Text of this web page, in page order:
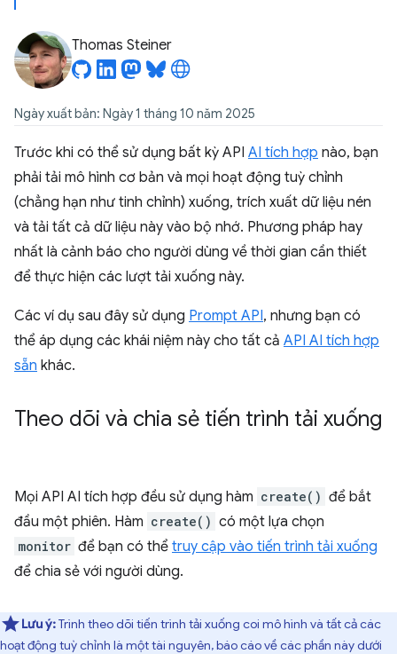
Thomas Steiner
Ngày xuất bản: Ngày 1 tháng 10 năm 2025
Trước khi có thể sử dụng bất kỳ API AI tích hợp nào, bạn
phải tải mô hình cơ bản và mọi hoạt động tuỳ chỉnh
(chẳng hạn như tinh chỉnh) xuống, trích xuất dữ liệu nén
và tải tất cả dữ liệu này vào bộ nhớ. Phương pháp hay
nhất là cảnh báo cho người dùng về thời gian cần thiết
để thực hiện các lượt tải xuống này.
Các ví dụ sau đây sử dụng Prompt API, nhưng bạn có
thể áp dụng các khái niệm này cho tất cả API AI tích hợp
sẵn khác.
Theo dõi và chia sẻ tiến trình tải xuống
Mọi API AI tích hợp đều sử dụng hàm create() để bắt
đầu một phiên. Hàm create() có một lựa chọn
monitor để bạn có thể truy cập vào tiến trình tải xuống
để chia sẻ với người dùng.
Lưu ý:Trình theo dõi tiến trình tải xuống coi mô hình và tất cả các
hoạt động tuỳ chỉnh là một tài nguyên, báo cáo về các phần này dưới